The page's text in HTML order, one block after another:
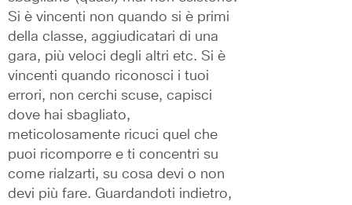
Si è vincenti non quando si è primi
della classe, aggiudicatari di una
gara, più veloci degli altri etc. Si è
vincenti quando riconosci i tuoi
errori, non cerchi scuse, capisci
dove hai sbagliato,
meticolosamente ricuci quel che
puoi ricomporre e ti concentri su
come rialzarti, su cosa devi o non
devi più fare. Guardandoti indietro,